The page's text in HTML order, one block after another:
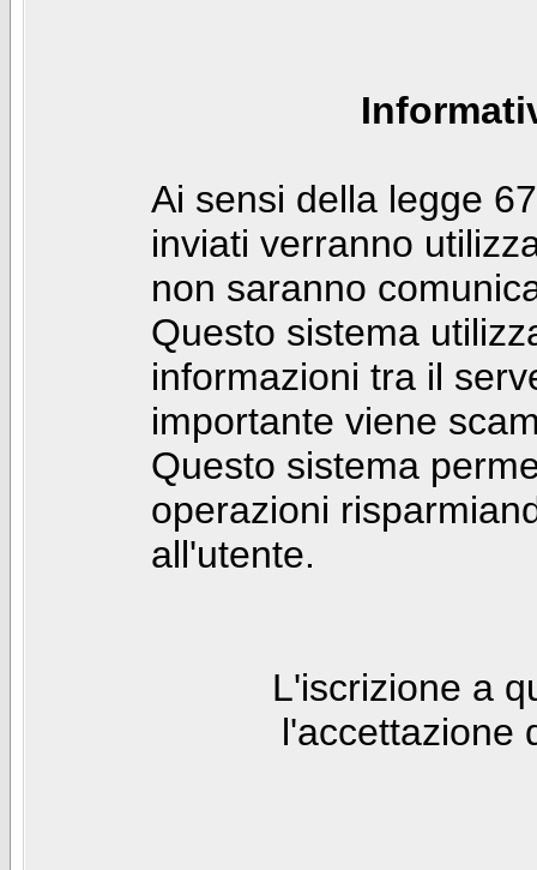
Ai sensi della legge
inviati verranno
non saranno
Questo sistema
informazioni tra il
importante viene
Questo sistema
operazioni
all'utente.
L'iscrizione a
l'accettazione